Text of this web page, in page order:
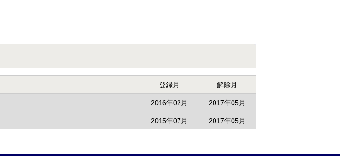
登録月 解除月
2016年02月 2017年05月
2015年07月 2017年05月